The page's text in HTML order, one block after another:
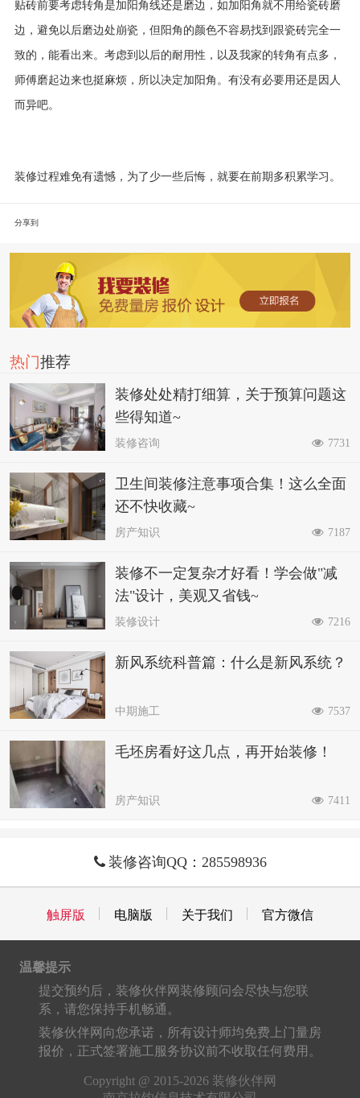
贴砖前要考虑转角是加阳角线还是磨边，如加阳角就不用给瓷砖磨
边，避免以后磨边处崩瓷，但阳角的颜色不容易找到跟瓷砖完全一
致的，能看出来。考虑到以后的耐用性，以及我家的转角有点多，
师傅磨起边来也挺麻烦，所以决定加阳角。有没有必要用还是因人
而异吧。
装修过程难免有遗憾，为了少一些后悔，就要在前期多积累学习。
分享到
热门推荐
装修处处精打细算，关于预算问题这
些得知道~
装修咨询 7731
卫生间装修注意事项合集！这么全面
还不快收藏~
房产知识 7187
装修不一定复杂才好看！学会做"减
法"设计，美观又省钱~
装修设计 7216
新风系统科普篇：什么是新风系统？
中期施工 7537
毛坯房看好这几点，再开始装修！
房产知识 7411
装修咨询QQ：285598936
触屏版 电脑版 关于我们 官方微信
温馨提示
提交预约后，装修伙伴网装修顾问会尽快与您联
系，请您保持手机畅通。
装修伙伴网向您承诺，所有设计师均免费上门量房
报价，正式签署施工服务协议前不收取任何费用。
Copyright @ 2015-2026 装修伙伴网